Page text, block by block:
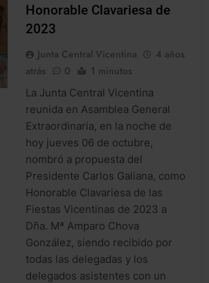
Honorable Clavariesa de
2023
Junta Central Vicentina
4 años
atrás
0 1 minutos
La Junta Central Vicentina
reunida en Asamblea General
Extraordinaria, en la noche de
hoy jueves 06 de octubre,
nombró a propuesta del
Presidente Carlos Galiana, como
Honorable Clavariesa de las
Fiestas Vicentinas de 2023 a
Dña. Mª Amparo Chova
González, siendo recibido por
todas las delegadas y los
delegados asistentes con un